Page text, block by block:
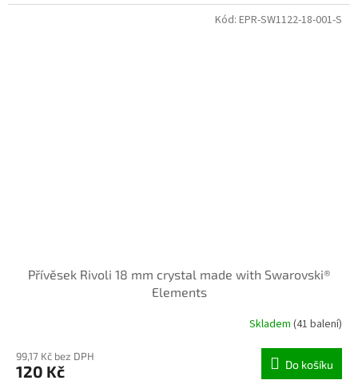
Přívěsek Rivoli 18 mm crystal made with Swarovski®
Elements
Skladem (41 balení)
99,17 Kč bez DPH
120 Kč Do košíku
Kód: EPR-SW1122-18-001-S